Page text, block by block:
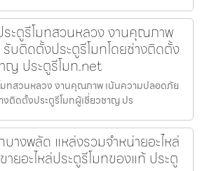
ะตูรีโมทสวนหลวง งานคุณภาพ
บติดตั้งประตูรีโมทโดยช่างติดตั้ง
ญ ประตูรีโมท.net
มทสวนหลวง งานคุณภาพ เน้นความปลอดภัย
งติดตั้งประตูรีโมทผู้เชี่ยวชาญ ปร
างพลัด แหล่งรวมจำหน่ายอะไหล่
ายอะไหล่ประตูรีโมทของแท้ ประตู